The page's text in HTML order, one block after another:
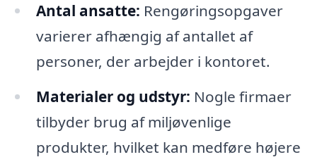
Antal ansatte: Rengøringsopgaver
varierer afhængig af antallet af
personer, der arbejder i kontoret.
Materialer og udstyr: Nogle firmaer
tilbyder brug af miljøvenlige
produkter, hvilket kan medføre højere